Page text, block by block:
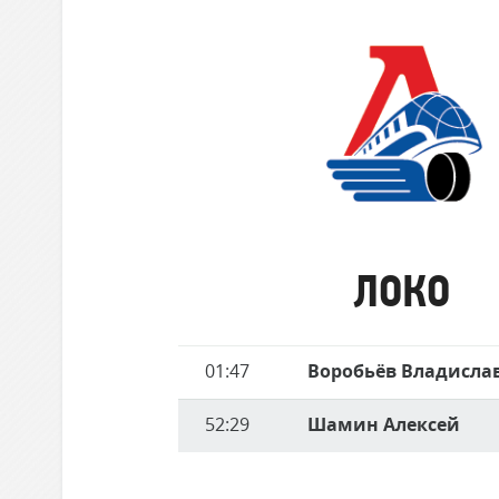
Северсталь
Шанхайские Драконы
Локо
ЛОКО
Время
Имя
01:47 Воробьёв
52:29 Шамин Алексей